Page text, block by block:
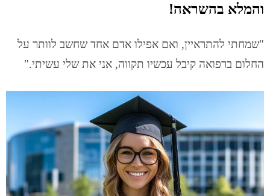
והמלא בהשראה!
"שמחתי להתראיין, ואם אפילו אדם אחד שחשב לוותר על
החלום ברפואה קיבל עכשיו תקווה, אני את שלי עשיתי."